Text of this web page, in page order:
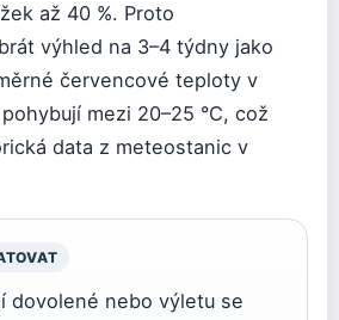
až 40 %. Proto
výhled na 3–4 týdny jako
červencové teploty v
mezi 20–25 °C, což
data z meteostanic v
dovolené nebo výletu se